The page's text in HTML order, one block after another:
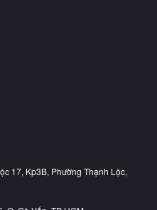
17, Kp3B, Phường Thạnh Lộc,